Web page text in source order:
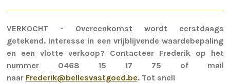
VERKOCHT - Overeenkomst wordt eerstdaags
getekend. Interesse in een vrijblijvende waardebepaling
en een vlotte verkoop? Contacteer Frederik op het
nummer 0468 15 17 75 of mail
naar Frederik@bellesvastgoed.be. Tot snel!